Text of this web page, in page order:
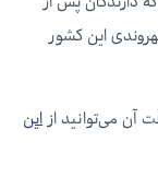
این کشور
آن می‌توانید از این